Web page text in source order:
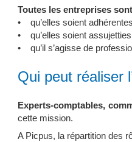
Toutes les entreprises
• qu’elles soient
• qu’elles soient
• qu’il s’agisse de
Qui peut réaliser
Experts-comptables,
cette mission.
A Picpus, la répartition des